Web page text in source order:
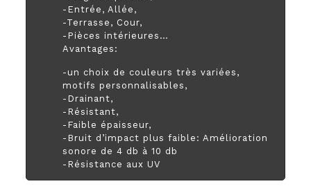
-Entrée, Allée,
-Terrasse, Cour,
-Pièces intérieures…
Avantages:
-un choix de couleurs très variées,
motifs personnalisables,
-Drainant,
-Résistant,
-Faible épaisseur,
-Bruit d’impact plus faible: Amélioration
sonore de 4 db à 10 db
-Résistance aux UV